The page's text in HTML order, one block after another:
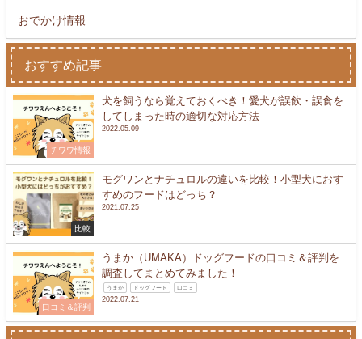
おでかけ情報
おすすめ記事
チワワ情報
犬を飼うなら覚えておくべき！愛犬が誤飲・誤食を
してしまった時の適切な対応方法
2022.05.09
比較
モグワンとナチュロルの違いを比較！小型犬におす
すめのフードはどっち？
2021.07.25
口コミ＆評判
うまか（UMAKA）ドッグフードの口コミ＆評判を
調査してまとめてみました！
うまか ドッグフード 口コミ
2022.07.21